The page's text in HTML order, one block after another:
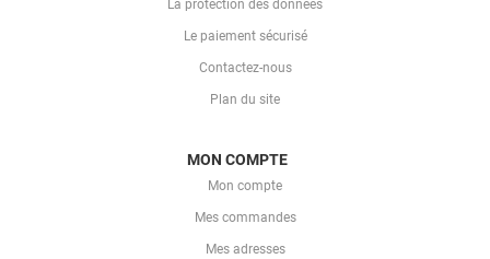
La protection des données
Le paiement sécurisé
Contactez-nous
Plan du site
MON COMPTE
Mon compte
Mes commandes
Mes adresses